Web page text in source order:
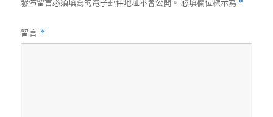
發佈留言必須填寫的電子郵件地址不會公開。 必填欄位標示為 *
留言 *